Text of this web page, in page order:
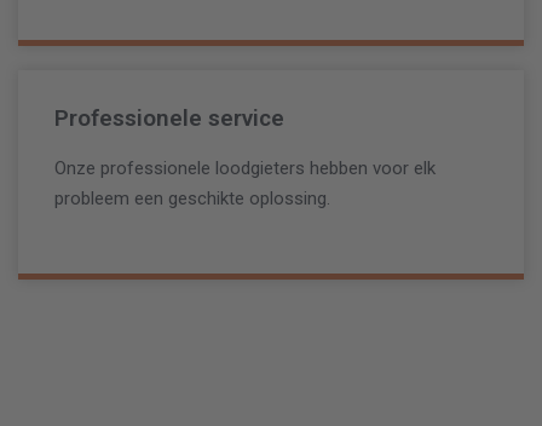
Professionele service
Onze professionele loodgieters hebben voor elk
probleem een geschikte oplossing.